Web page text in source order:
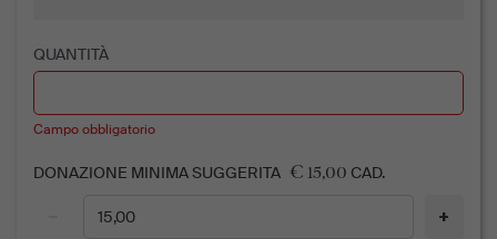
QUANTITÀ
Campo obbligatorio
DONAZIONE MINIMA SUGGERITA € 15,00 CAD.
+